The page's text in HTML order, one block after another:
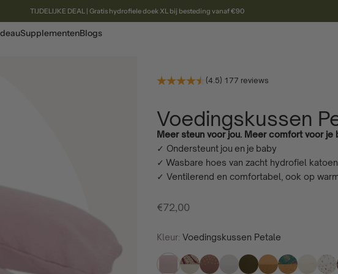
TIJDELIJKE DEAL | Gratis hydrofiele doek XL bij besteding vanaf €90
SupplementenBlogs
(4.5) 177 reviews
Voedingskussen
Meer steun voor jou. Meer comfort voor je
✓ Ondersteunt jou en je baby
✓ Wasbare hoes van zacht hydrofiel katoen
✓ Ventilerend en comfortabel, ook op
Aanbiedingsprijs
€72,00
Kleur: Voedingskussen Petale